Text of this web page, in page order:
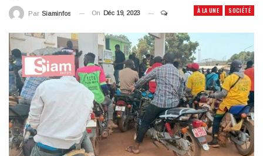
À LA UNE SOCIÉTÉ
Par Siaminfos On Déc 19, 2023